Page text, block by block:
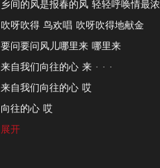
乡间的风是报春的风 轻轻呼唤情最浓
吹呀吹得 鸟欢唱 吹呀吹得地献金
要问要问风儿哪里来 哪里来
来自我们向往的心 来 · · ·
来自我们向往的心 哎
向往的心 哎
展开